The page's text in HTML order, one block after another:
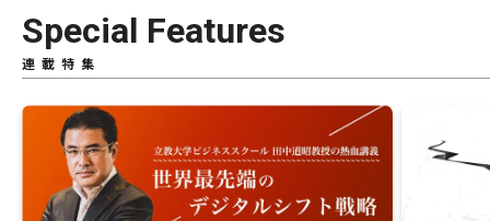
Special Features
連載特集